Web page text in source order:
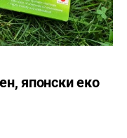
японски еко